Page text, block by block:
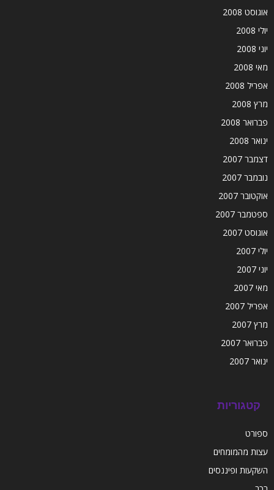
אוגוסט 2008
יולי 2008
יוני 2008
מאי 2008
אפריל 2008
מרץ 2008
פברואר 2008
ינואר 2008
דצמבר 2007
נובמבר 2007
אוקטובר 2007
ספטמבר 2007
אוגוסט 2007
יולי 2007
יוני 2007
מאי 2007
אפריל 2007
מרץ 2007
פברואר 2007
ינואר 2007
קטגוריות
ספורט
עצות מהמומחים
השקעות ופיננסים